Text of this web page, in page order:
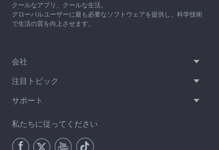
クールなアプリ、クールな生活。
グローバルユーザーに最も必要なソフトウェアを提供し、科学技術
で生活の質を向上させます。
会社
注目トピック
サポート
私たちに従ってください